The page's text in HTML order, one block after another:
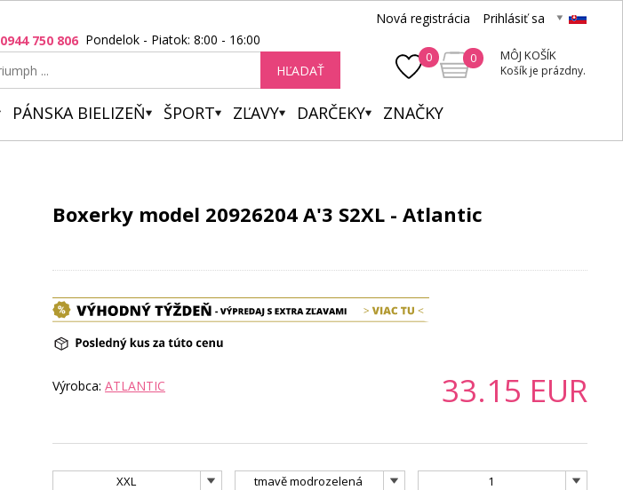
Nová registrácia Prihlásiť sa
0 0 MÔJ KOŠÍK
Košík je prázdny.
0944 750 806 Pondelok - Piatok: 8:00 - 16:00
HĽADAŤ
PÁNSKA BIELIZEŇ ŠPORT ZĽAVY DARČEKY ZNAČKY
Boxerky model 20926204 A'3 S2XL - Atlantic
Výrobca: ATLANTIC 33.15 EUR
XXL tmavě modrozelená 1